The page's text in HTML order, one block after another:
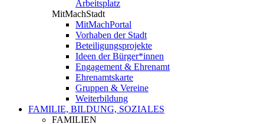
Arbeitsplatz
MitMachStadt
MitMachPortal
Vorhaben der Stadt
Beteiligungsprojekte
Ideen der Bürger*innen
Engagement & Ehrenamt
Ehrenamtskarte
Gruppen & Vereine
Weiterbildung
FAMILIE, BILDUNG, SOZIALES
FAMILIEN